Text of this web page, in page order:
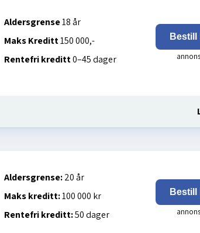
Aldersgrense18 år
Maks Kreditt150 000,-
Rentefri kreditt0–45 dager
Bestill
Aldersgrense:20 år
Maks kreditt:100 000 kr
Rentefri kreditt:50 dager
Bestill